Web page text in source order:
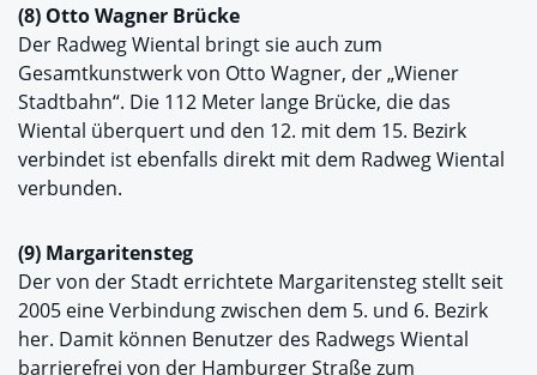
(8) Otto Wagner Brücke
Der Radweg Wiental bringt sie auch zum
Gesamtkunstwerk von Otto Wagner, der „Wiener
Stadtbahn“. Die 112 Meter lange Brücke, die das
Wiental überquert und den 12. mit dem 15. Bezirk
verbindet ist ebenfalls direkt mit dem Radweg Wiental
verbunden.
(9) Margaritensteg
Der von der Stadt errichtete Margaritensteg stellt seit
2005 eine Verbindung zwischen dem 5. und 6. Bezirk
her. Damit können Benutzer des Radwegs Wiental
barrierefrei von der Hamburger Straße zum